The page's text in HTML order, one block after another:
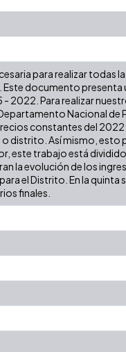
para realizar todas
documento presenta
2022. Para realizar
Nacional de
constantes del
distrito. Así mismo, esto
este trabajo está dividido
la evolución de los
el Distrito. En la quinta
finales.